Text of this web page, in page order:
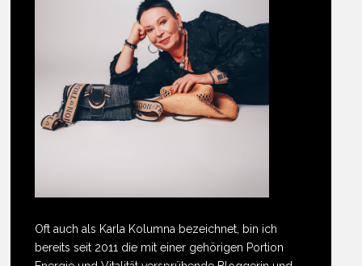
Oft auch als Karla Kolumna bezeichnet, bin ich
bereits seit 2011 die mit einer gehörigen Portion